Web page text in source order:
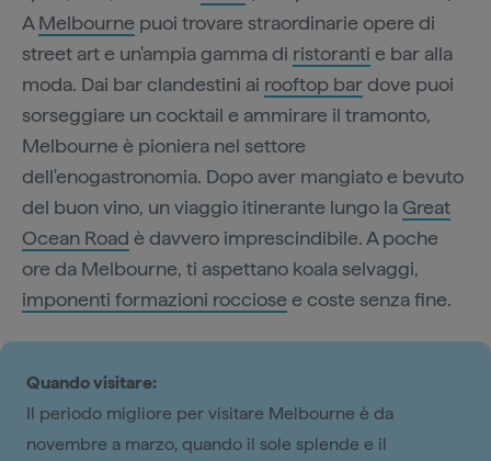
AMelbourne puoi trovare straordinarie opere di
street art e un'ampia gamma di ristoranti e bar alla
moda. Dai bar clandestini ai rooftop bardove puoi
sorseggiare un cocktail e ammirare il tramonto,
Melbourne è pioniera nel settore
dell'enogastronomia. Dopo aver mangiato e bevuto
del buon vino, un viaggio itinerante lungo la Great
Ocean Road è davvero imprescindibile. A poche
ore da Melbourne, ti aspettano koala selvaggi,
imponenti formazioni rocciose e coste senza fine.
Quando visitare:
Il periodo migliore per visitare Melbourne è da
novembre a marzo, quando il sole splende e il